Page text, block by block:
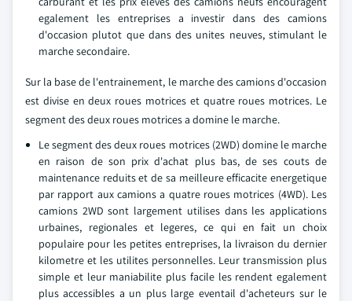
egalement les entreprises a investir dans des camions
d'occasion plutot que dans des unites neuves, stimulant le
marche secondaire.
Sur la base de l'entrainement, le marche des camions d'occasion
est divise en deux roues motrices et quatre roues motrices. Le
segment des deux roues motrices a domine le marche.
Le segment des deux roues motrices (2WD) domine le marche
en raison de son prix d'achat plus bas, de ses couts de
maintenance reduits et de sa meilleure efficacite energetique
par rapport aux camions a quatre roues motrices (4WD). Les
camions 2WD sont largement utilises dans les applications
urbaines, regionales et legeres, ce qui en fait un choix
populaire pour les petites entreprises, la livraison du dernier
kilometre et les utilites personnelles. Leur transmission plus
simple et leur maniabilite plus facile les rendent egalement
plus accessibles a un plus large eventail d'acheteurs sur le